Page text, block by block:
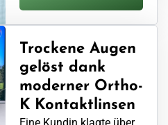
Trockene Augen
gelöst dank
moderner Ortho-
K Kontaktlinsen